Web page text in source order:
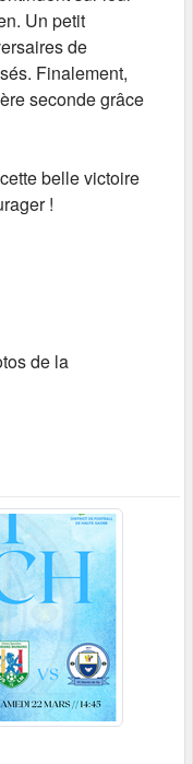
Un petit
de
Finalement,
seconde grâce
belle victoire
!
de la